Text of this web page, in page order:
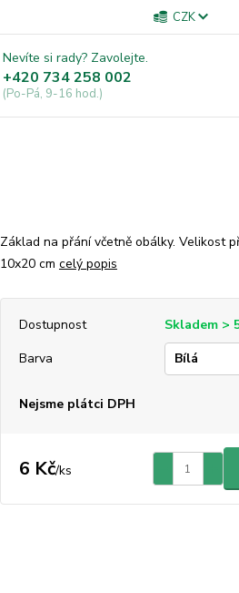
CZK
Nevíte si rady? Zavolejte.
+420 734 258 002
(Po-Pá, 9-16 hod.)
Základ na přání včetně obálky. Velikost
10x20 cm celý popis
Dostupnost
Skladem >
Barva
Nejsme plátci DPH
6 Kč/ks